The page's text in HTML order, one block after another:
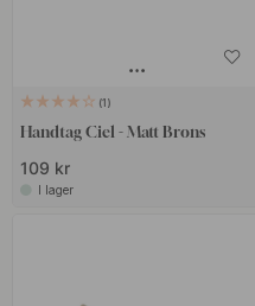
1
Handtag Ciel - Matt Brons
109 kr
I lager